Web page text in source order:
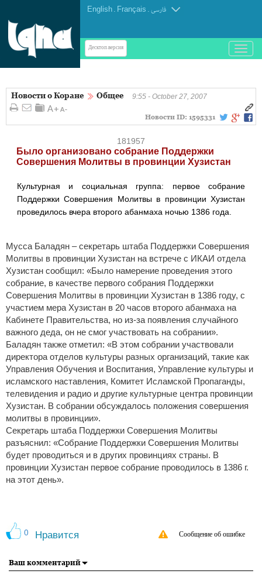
English . Français . فارسی
Десктоп-версия
باز
و
کردن
Новости о Коране Общее 9:55 - October 27, 2007
Новости ID: 1595331
181957
Было организовано собрание Поддержки
Совершения Молитвы в провинции Хузистан
Культурная и социальная группа: первое собрание
Поддержки Совершения Молитвы в провинции Хузистан
проведилось вчера второго абанмаха ночью 1386 года.
Мусса Баладян – секретарь штаба Поддержки Совершения
Молитвы в провинции Хузистан на встрече с ИКАИ отдела
Хузистан сообщил: «Было намерение проведения этого
собрание, в качестве первого собрания Поддержки
Совершения Молитвы в провинции Хузистан в 1386 году, с
участием мера Хузистан в 20 часов второго абанмаха на
Кабинете Правительства, но из-за появления случайного
важного деда, он не смог участвовать на собрании».
Баладян также отметил: «В этом собрании участвовали
директора отделов культуры разных организаций, такие как
Управления Обучения и Воспитания, Управление культуры и
исламского наставления, Комитет Исламской Пропаганды,
телевидения и радио и другие культурные центра провинции
Хузистан. В собрании обсуждалось положения совершения
молитвы в провинции».
Секретарь штаба Поддержки Совершения Молитвы
разъяснил: «Собрание Поддержки Совершения Молитвы
будет проводиться и в других провинциях страны. В
провинции Хузистан первое собрание проводилось в 1386 г.
на этот день».
0 Нравится Сообщение об ошибке
Ваш комментарий